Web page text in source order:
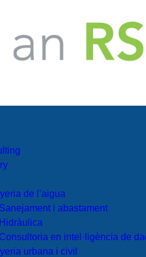
de l’aigua
Sanejament i abastament
Hidràulica
Consultoria en intel·ligència de
urbana i civil